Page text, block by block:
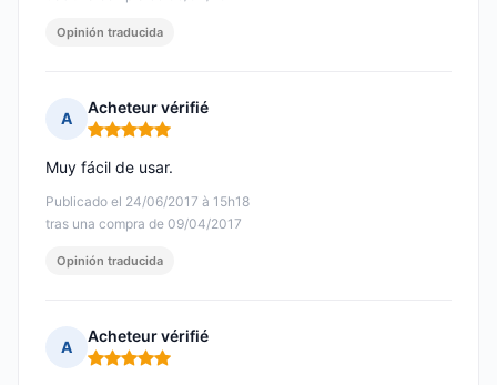
Opinión traducida
A
Acheteur vérifié
Nota: 5 de 5
Publicado el 24/06/2017 à 15h18
tras una compra de 09/04/2017
Muy fácil de usar.
Opinión traducida
A
Acheteur vérifié
Nota: 5 de 5